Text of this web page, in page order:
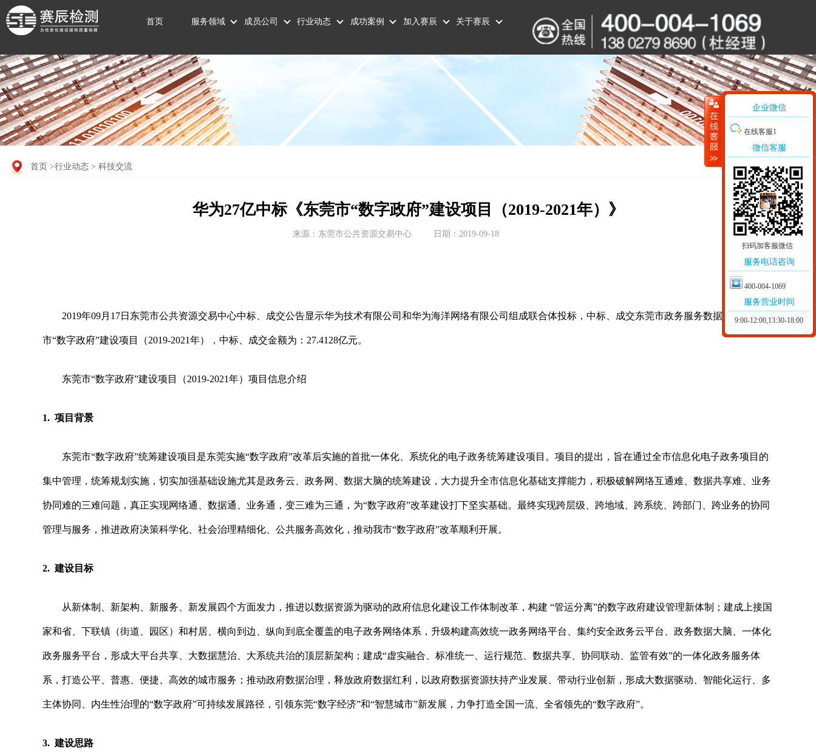
首页 服务领域 成员公司 行业动态 成功案例 加入赛辰 关于赛辰
首页 >行业动态 > 科技交流
华为27亿中标《东莞市“数字政府”建设项目（2019-2021年）》
来源：东莞市公共资源交易中心 日期：2019-09-18
2019年09月17日 东莞市公共资源交易中心中标、成交公告显示华为技术有限公司和华为海洋网络有限公司组成联合体投标，中标、成交东莞市政务服务数据管理局东莞
市“数字政府”建设项目（2019-2021年），中标、成交金额为： 27.4128亿元。
东莞市“数字政府”建设项目（2019-2021年） 项目信息介绍
1. 项目背景
东莞市“数字政府”统筹建设项目是东莞实施“数字政府”改革后实施的首批一体化、系统化的电子政务统筹建设项目。项目的提出，旨在通过全市信息化电子政务项目的
集中管理，统筹规划实施，切实加强基础设施尤其是政务云、政务网、数据大脑的统筹建设，大力提升全市信息化基础支撑能力，积极破解网络互通难、数据共享难、业务
协同难的三难问题，真正实现网络通、数据通、业务通，变三难为三通，为“数字政府”改革建设打下坚实基础。最终实现跨层级、跨地域、跨系统、跨部门、跨业务的协同
管理与服务，推进政府决策科学化、社会治理精细化、公共服务高效化，推动我市“数字政府”改革顺利开展。
2. 建设目标
从新体制、新架构、新服务、新发展四个方面发力，推进以数据资源为驱动的政府信息化建设工作体制改革，构建 “管运分离”的数字政府建设管理新体制；建成上接国
家和省、下联镇（街道、园区）和村居、横向到边、纵向到底全覆盖的电子政务网络体系，升级构建高效统一政务网络平台、集约安全政务云平台、政务数据大脑、一体化
政务服务平台，形成大平台共享、大数据慧治、大系统共治的顶层新架构；建成“虚实融合、标准统一、运行规范、数据共享、协同联动、监管有效”的一体化政务服务体
系，打造公平、普惠、便捷、高效的城市服务；推动政府数据治理，释放政府数据红利，以政府数据资源扶持产业发展、带动行业创新，形成大数据驱动、智能化运行、多
主体协同、内生性治理的“数字政府”可持续发展路径，引领东莞“数字经济”和“智慧城市”新发展，力争打造全国一流、全省领先的“数字政府”。
3. 建设思路
企业微信
在线客服1
微信客服
扫码加客服微信
服务电话咨询
400-004-1069
服务营业时间
9:00-12:00,13:30-18:00